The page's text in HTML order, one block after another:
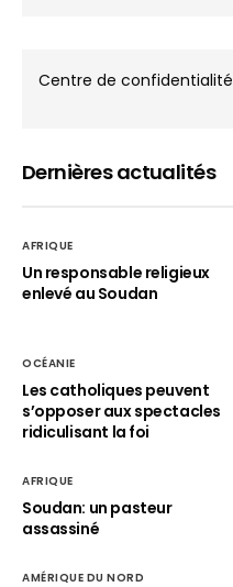
Centre de confidentialité
Dernières actualités
AFRIQUE
Un responsable religieux
enlevé au Soudan
OCÉANIE
Les catholiques peuvent
s’opposer aux spectacles
ridiculisant la foi
AFRIQUE
Soudan: un pasteur
assassiné
AMÉRIQUE DU NORD